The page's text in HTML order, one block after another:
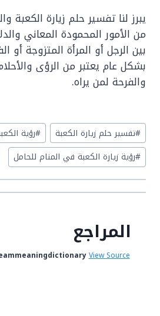
يبرز لنا تفسير حلم زيارة الكعبة
من الأمور المحمودة المعاني
بين الرجل أو المرأة المتزوجة أو
بشكل عام يعتبر من الرؤى
والفرحة لمن يراه.
Post
Tags:
#تفسير حلم زيارة الكعبة #رؤية
#رؤية زيارة الكعبة في المنام للحامل
المراجع
View Source